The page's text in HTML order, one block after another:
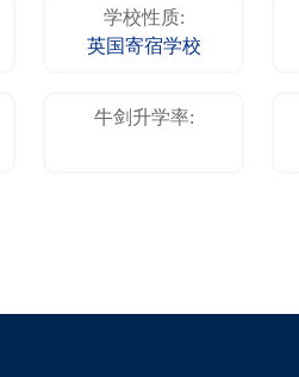
学校性质:
英国寄宿学校
牛剑升学率: